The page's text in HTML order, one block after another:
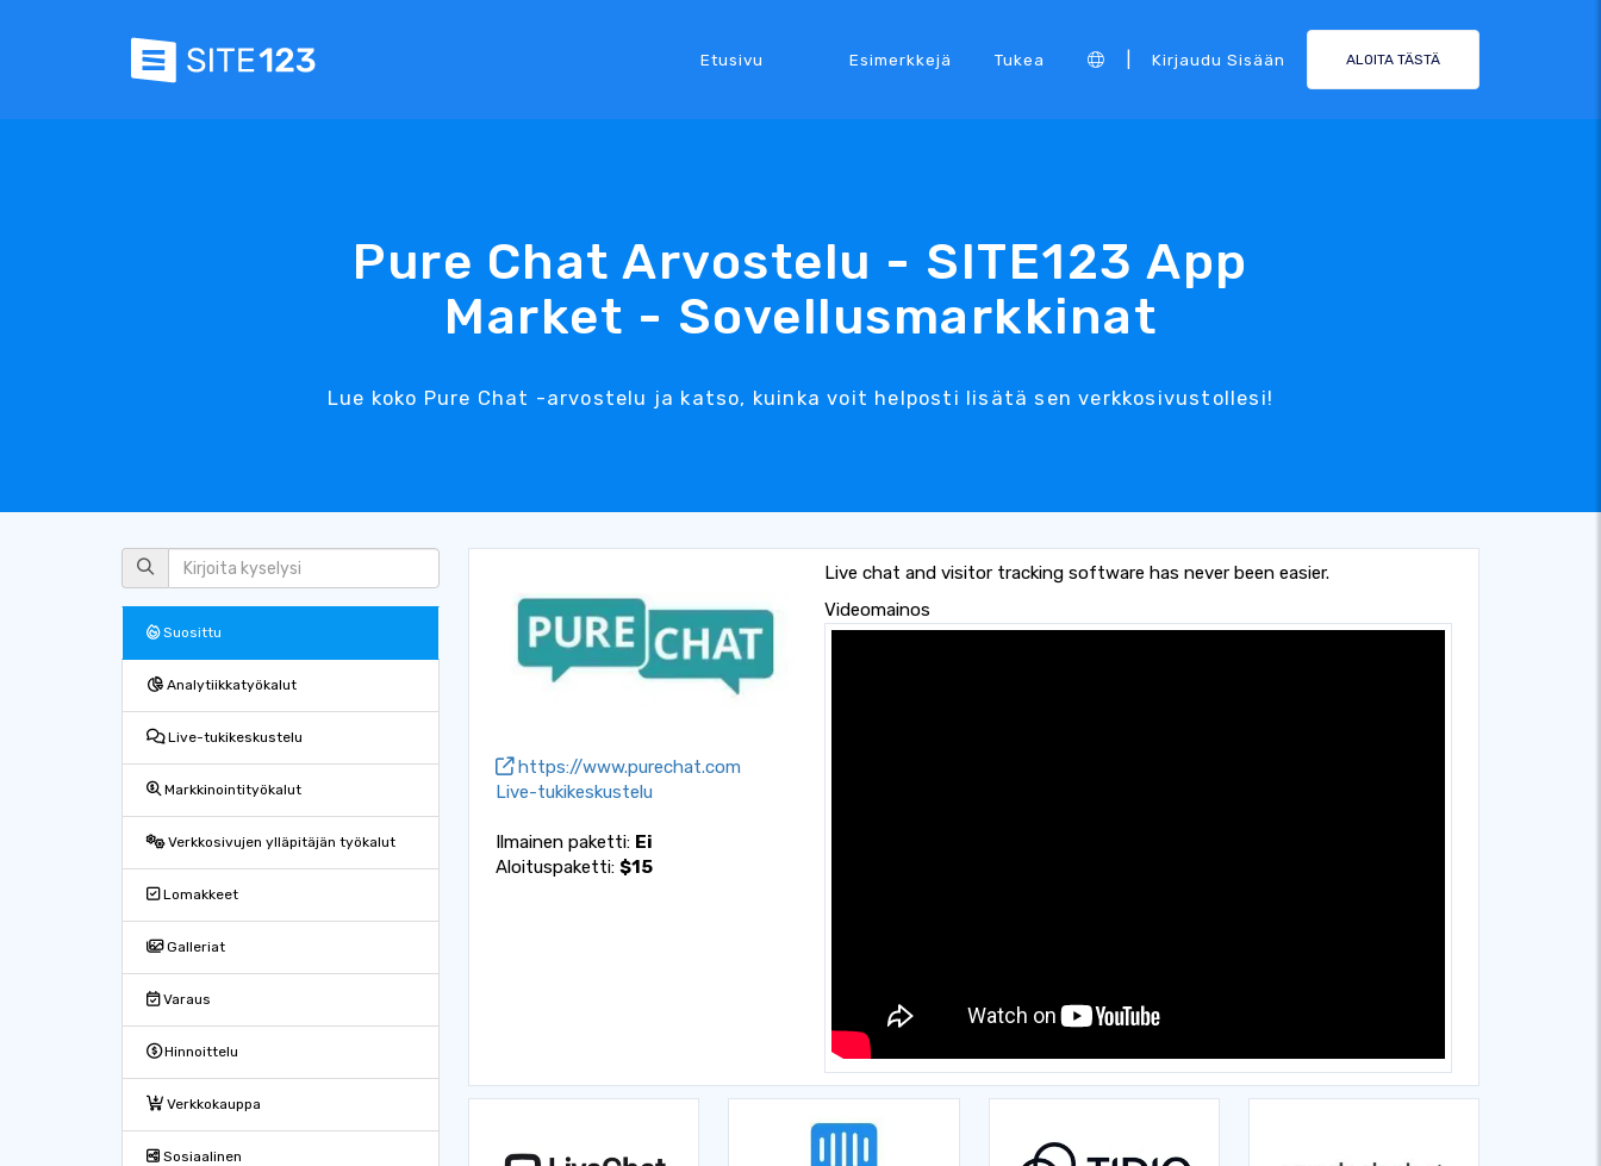
Etusivu Esimerkkejä Tukea Kirjaudu Sisään ALOITA TÄSTÄ
Pure Chat Arvostelu - SITE123 App
Market - Sovellusmarkkinat
Lue koko Pure Chat -arvostelu ja katso, kuinka voit helposti lisätä sen verkkosivustollesi!
Suosittu
Analytiikkatyökalut
Live-tukikeskustelu
Markkinointityökalut
Verkkosivujen ylläpitäjän työkalut
Lomakkeet
Galleriat
Varaus
Hinnoittelu
Verkkokauppa
Sosiaalinen
https://www.purechat.com
Live-tukikeskustelu
Ilmainen paketti: Ei
Aloituspaketti: $15
Live chat and visitor tracking software has never been easier.
Videomainos